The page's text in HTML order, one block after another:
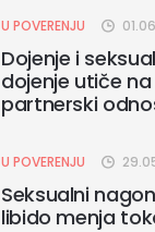
U POVERENJU
Dojenje i
dojenje utiče
partnerski
U POVERENJU
Seksualni
libido menja